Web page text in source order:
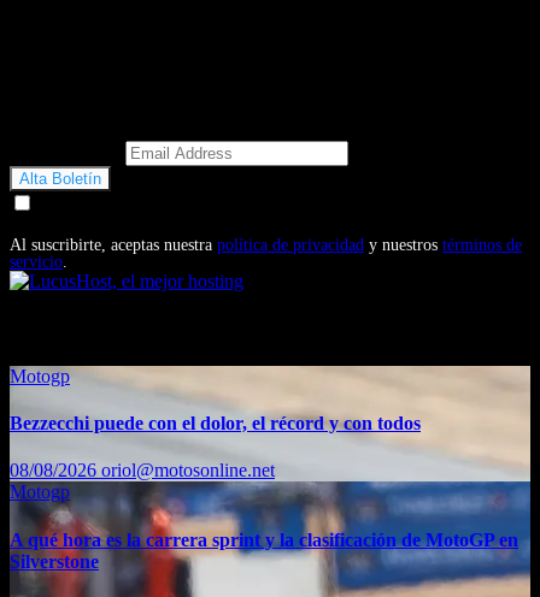
Al suscribirte, aceptas nuestra política de privacidad y nuestros términos de
servicio.
Motogp
Bezzecchi puede con el dolor, el récord y con todos
08/08/2026 oriol@motosonline.net
Motogp
A qué hora es la carrera sprint y la clasificación de MotoGP en
Silverstone